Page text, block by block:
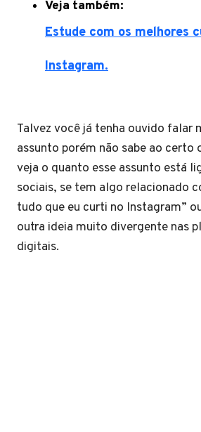
Veja também:
Estude com os melhores
Instagram.
Talvez você já tenha ouvido falar
assunto porém não sabe ao certo
veja o quanto esse assunto está
sociais, se tem algo relacionado
tudo que eu curti no Instagram”
outra ideia muito divergente nas
digitais.